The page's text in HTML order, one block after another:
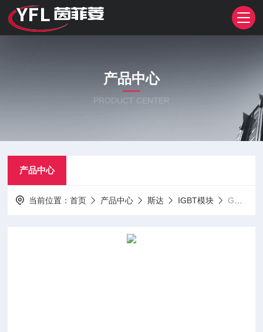
产品中心
PRODUCT CENTER
产品中心
当前位置：首页 产品中心 斯达 IGBT模块 GD1200CLL120A3SN斯达整IGBT模块SiC模块PM模块